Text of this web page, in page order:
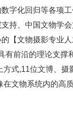
字化回归等各项
持、中国文物学
【文物摄影专业
有前沿的理论支撑
式,11位文博、
文物系统内的高